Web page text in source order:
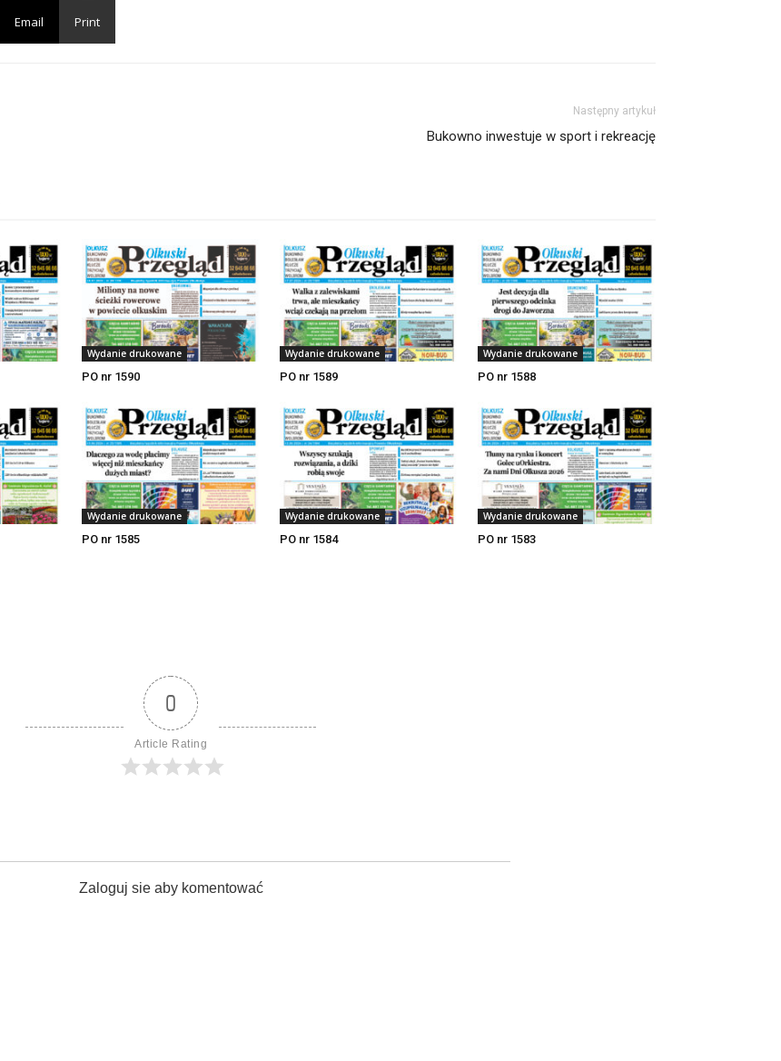
Email Print
Następny artykuł
Bukowno inwestuje w sport i rekreację
Wydanie drukowane
PO nr 1590
Wydanie drukowane
PO nr 1589
Wydanie drukowane
PO nr 1588
Wydanie drukowane
PO nr 1585
Wydanie drukowane
PO nr 1584
Wydanie drukowane
PO nr 1583
0
Article Rating
Zaloguj sie aby komentować